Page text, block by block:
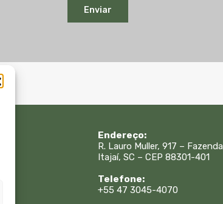
Enviar
Endereço:
R. Lauro Muller, 917 – Fazenda
Itajaí, SC – CEP 88301-401
Telefone:
+55 47 3045-4070